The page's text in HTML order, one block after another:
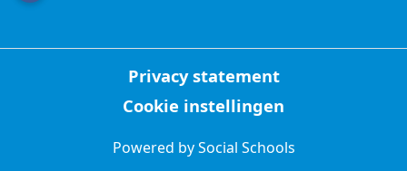
Privacy statement
Cookie instellingen
Powered bySocial Schools